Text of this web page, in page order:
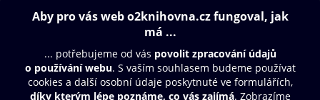
Obsah ke stažení
Moje O2 Knihovna